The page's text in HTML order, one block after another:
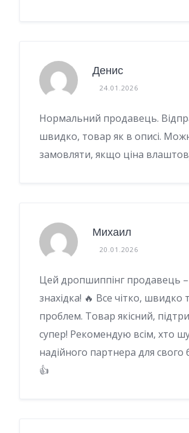
Денис
24.01.2026
Нормальний продавець.
швидко, товар як в описі.
замовляти, якщо ціна
Михаил
20.01.2026
Цей дропшиппінг продавець
знахідка! 🔥 Все чітко, швидко
проблем. Товар якісний,
супер! Рекомендую всім, хто
надійного партнера для свого
👍